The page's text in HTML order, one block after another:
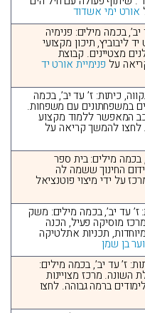
אורט ימי אשדוד
בכמה מילים: פנימיה
ליבוביץ, תיכון מקצועי
מצטיינים. קבוצת
על פנימיית אורט יד
כיתות: ז’ עד יב’, בכמה
במשפחתונים עם משפחות.
לרכב המאפשר ללמוד מקצוע
לחצו להמשך קריאה על
בכמה מילים: בית ספר
החינוך ששמה לה
על ידי מיצוי פוטנציאל
עד יב’, בכמה מילים: משק
מוסיקה פעיל, הכנה
תכניות אתלטיקה
בן שמן
ז’ עד יב’, בכמה מילים:
השונה. מרכז מצויינות
ברמה גבוהה. לחצו